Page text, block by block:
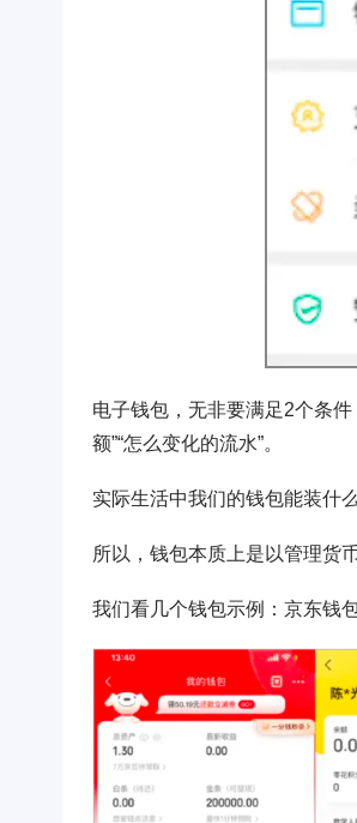
电子钱包，无非要满足2个条
额”“怎么变化的流水”。
实际生活中我们的钱包能装什
所以，钱包本质上是以管理货
我们看几个钱包示例：京东钱